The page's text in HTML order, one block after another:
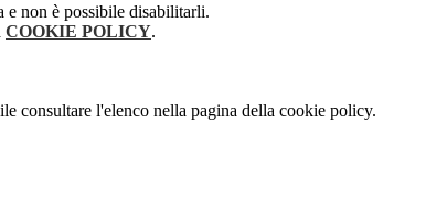
e non è possibile disabilitarli.
COOKIE POLICY.
consultare l'elenco nella pagina della cookie policy.